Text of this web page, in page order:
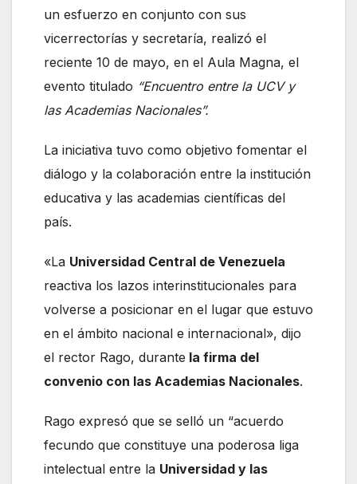
un esfuerzo en conjunto con sus
vicerrectorías y secretaría, realizó el
reciente 10 de mayo, en el Aula Magna, el
evento titulado “Encuentro entre la UCV y
las Academias Nacionales”.
La iniciativa tuvo como objetivo fomentar el
diálogo y la colaboración entre la institución
educativa y las academias científicas del
país.
«La Universidad Central de Venezuela
reactiva los lazos interinstitucionales para
volverse a posicionar en el lugar que estuvo
en el ámbito nacional e internacional», dijo
el rector Rago, durante la firma del
convenio con las Academias Nacionales.
Rago expresó que se selló un “acuerdo
fecundo que constituye una poderosa liga
intelectual entre la Universidad y las